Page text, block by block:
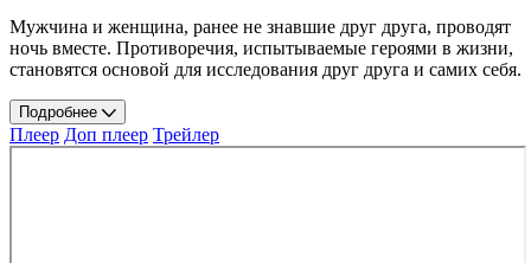
Мужчина и женщина, ранее не знавшие друг друга, проводят
ночь вместе. Противоречия, испытываемые героями в жизни,
становятся основой для исследования друг друга и самих себя.
Подробнее
Плеер Доп плеер Трейлер